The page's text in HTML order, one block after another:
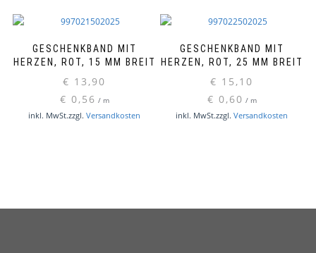
GESCHENKBAND MIT
HERZEN, ROT, 15 MM BREIT
€ 13,90
€ 0,56 / m
inkl. MwSt.zzgl. Versandkosten
GESCHENKBAND MIT
HERZEN, ROT, 25 MM BREIT
€ 15,10
€ 0,60 / m
inkl. MwSt.zzgl. Versandkosten